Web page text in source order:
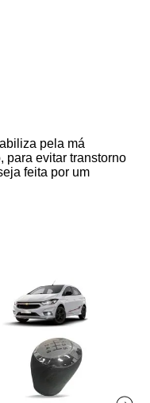
pela má
para evitar transtorno
feita por um